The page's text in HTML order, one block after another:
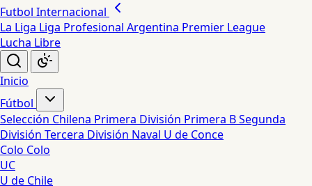
Futbol Internacional
La Liga Liga Profesional Argentina Premier League
Lucha Libre
Inicio
Fútbol
Selección Chilena Primera División Primera BSegunda
División Tercera División Naval U de Conce
Colo Colo
UC
U de Chile